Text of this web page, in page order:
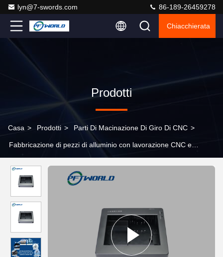
lyn@7-swords.com 86-189-26459278
Chiacchierata
Prodotti
Casa > Prodotti > Parti Di Macinazione Di Giro Di CNC >
Fabbricazione di pezzi di alluminio con lavorazione CNC e